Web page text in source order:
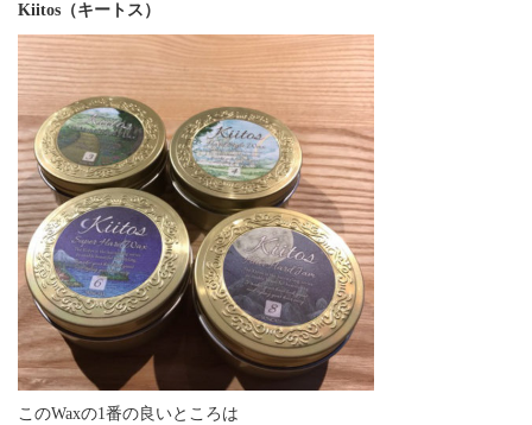
Kiitos（キートス）
このWaxの1番の良いところは